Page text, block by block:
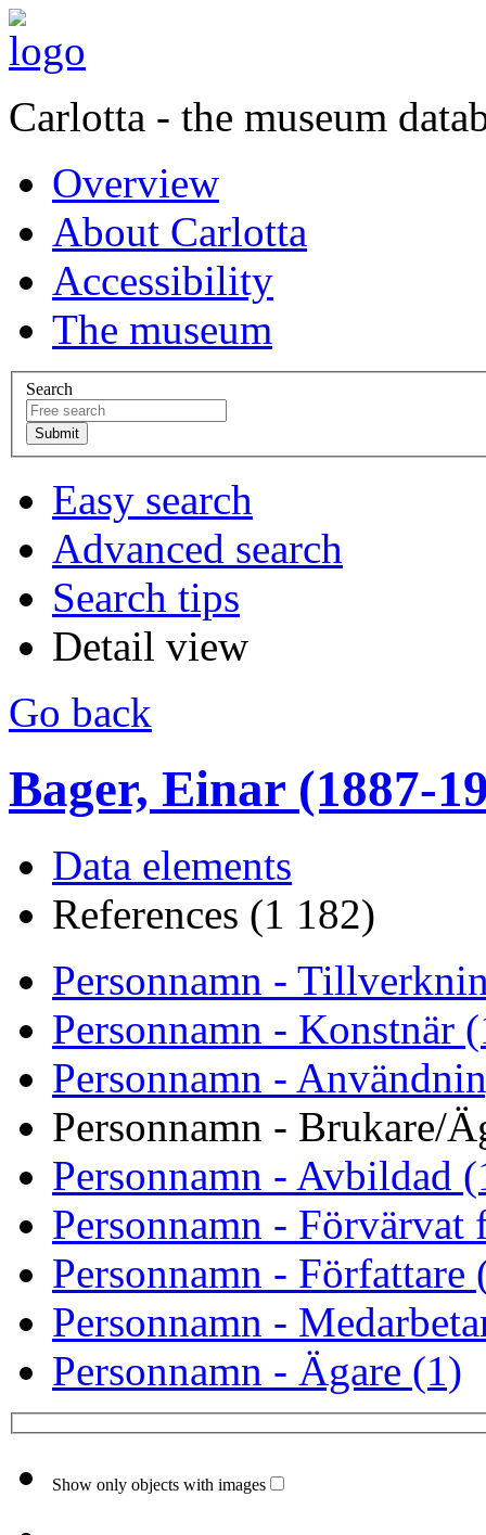
Carlotta - the museum
Overview
About Carlotta
Accessibility
The museum
Search
Easy search
Advanced search
Search tips
Detail view
Go back
Bager, Einar (1887-
Data elements
References (1 182)
Personnamn -
Personnamn - Konstnär
Personnamn -
Personnamn - Brukare/
Personnamn - Avbildad
Personnamn - Förvärvat
Personnamn - Författare
Personnamn -
Personnamn - Ägare (1)
Show only objects with images